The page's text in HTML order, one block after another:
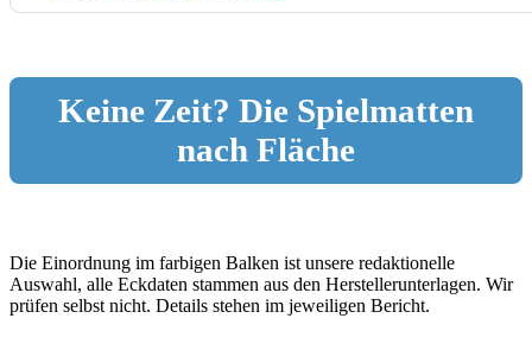
Keine Zeit? Die Spielmatten
nach Fläche
Die Einordnung im farbigen Balken ist unsere redaktionelle
Auswahl, alle Eckdaten stammen aus den Herstellerunterlagen. Wir
prüfen selbst nicht. Details stehen im jeweiligen Bericht.